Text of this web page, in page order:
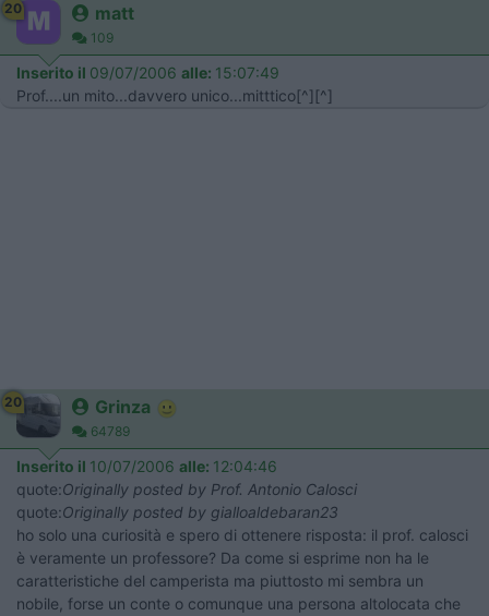
20 matt
109
Inserito il 09/07/2006 alle: 15:07:49
Prof....un mito...davvero unico...mitttico[^][^]
20 Grinza
64789
Inserito il 10/07/2006 alle: 12:04:46
quote:Originally posted by Prof. Antonio Calosci
quote:Originally posted by gialloaldebaran23
ho solo una curiosità e spero di ottenere risposta: il prof. calosci
è veramente un professore? Da come si esprime non ha le
caratteristiche del camperista ma piuttosto mi sembra un
nobile, forse un conte o comunque una persona altolocata che